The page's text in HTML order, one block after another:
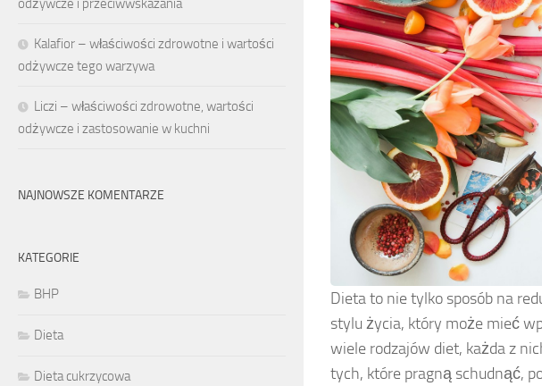
Dieta to nie tylko sposób na
stylu życia, który może mieć
wiele rodzajów diet, każda z
tych, które pragną schudnąć,
odżywcze i przeciwwskazania
Kalafior – właściwości zdrowotne i wartości
odżywcze tego warzywa
Liczi – właściwości zdrowotne, wartości
odżywcze i zastosowanie w kuchni
NAJNOWSZE KOMENTARZE
KATEGORIE
BHP
Dieta
Dieta cukrzycowa